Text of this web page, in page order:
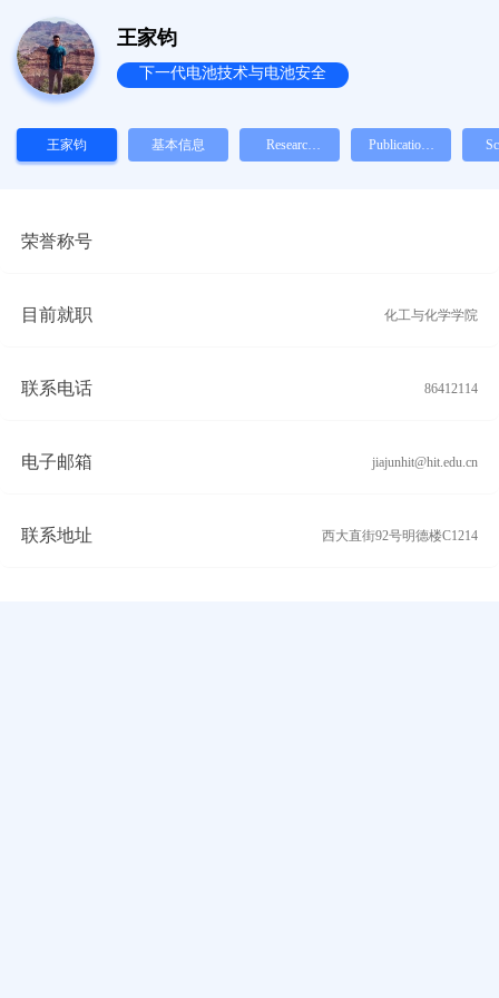
王家钧
下一代电池技术与电池安全
王家钧 基本信息 Research Publications
荣誉称号
目前就职 化工与化学学院
联系电话 86412114
电子邮箱 jiajunhit@hit.edu.cn
联系地址 西大直街92号明德楼C1214